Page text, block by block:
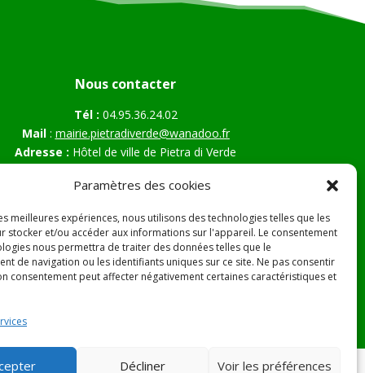
Paramètres des cookies
meilleures expériences, nous utilisons des technologies telles que les
stocker et/ou accéder aux informations sur l'appareil. Le consentement
nous permettra de traiter des données telles que le
de navigation ou les identifiants uniques sur ce site. Ne pas consentir
consentement peut affecter négativement certaines caractéristiques et
Décliner Voir les préférences
Nous contacter
Tél : 04.95.36.24.02
Mail: mairie.pietradiverde@wanadoo.fr
Adresse : Hôtel de ville de Pietra di Verde
20230 Pietra di Verde
Légales